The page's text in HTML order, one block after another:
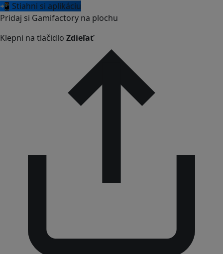
📲 Stiahni si aplikáciu
Pridaj si Gamifactory na plochu
Klepni na tlačidlo Zdieľať